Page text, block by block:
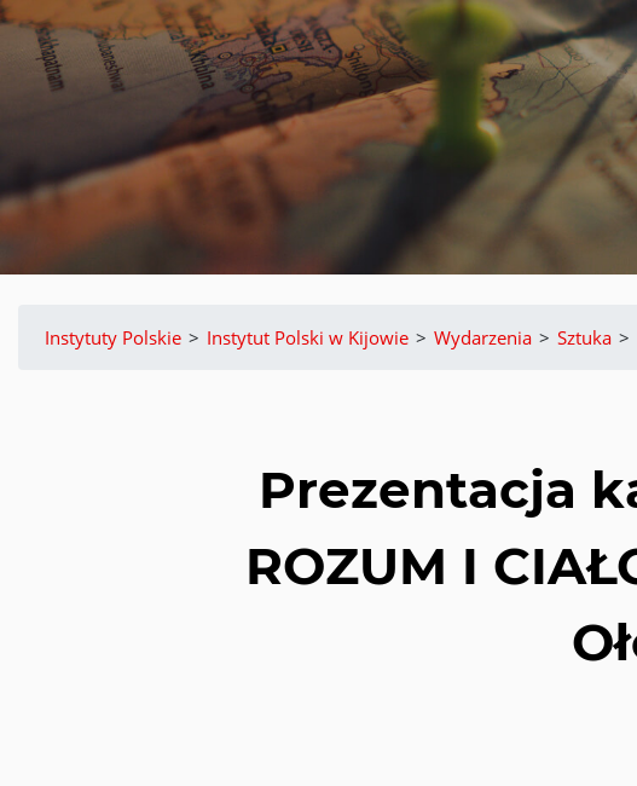
Instytuty Polskie > Instytut Polski w Kijowie > Wydarzenia > Sztuka >
Prezentacja
ROZUM I